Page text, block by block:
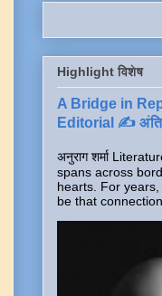
Highlight विशेष
A Bridge in
Editorial ✍️
अनुराग शर्मा
spans across
hearts. For
be that